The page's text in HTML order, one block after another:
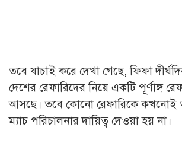
তবে যাচাই করে দেখা গেছে, ফিফা
দেশের রেফারিদের নিয়ে একটি পূর্ণাঙ্গ
আসছে। তবে কোনো রেফারিকে কখনোই
ম্যাচ পরিচালনার দায়িত্ব দেওয়া হয় না।